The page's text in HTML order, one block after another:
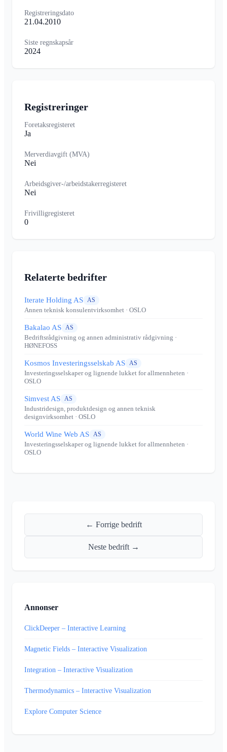
Registreringsdato
21.04.2010
Siste regnskapsår
2024
Registreringer
Foretaksregisteret
Ja
Merverdiavgift (MVA)
Nei
Arbeidsgiver-/arbeidstakerregisteret
Nei
Frivilligregisteret
0
Relaterte bedrifter
Iterate Holding AS AS
Annen teknisk konsulentvirksomhet · OSLO
Bakalao AS AS
Bedriftsrådgivning og annen administrativ rådgivning ·
HØNEFOSS
Kosmos Investeringsselskab AS AS
Investeringsselskaper og lignende lukket for allmennheten ·
OSLO
Simvest AS AS
Industridesign, produktdesign og annen teknisk
designvirksomhet · OSLO
World Wine Web AS AS
Investeringsselskaper og lignende lukket for allmennheten ·
OSLO
← Forrige bedrift
Neste bedrift →
Annonser
ClickDeeper – Interactive Learning
Magnetic Fields – Interactive Visualization
Integration – Interactive Visualization
Thermodynamics – Interactive Visualization
Explore Computer Science